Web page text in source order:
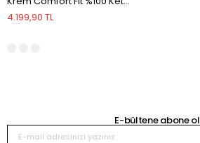
4.199,90 TL
E-bültene abone ol